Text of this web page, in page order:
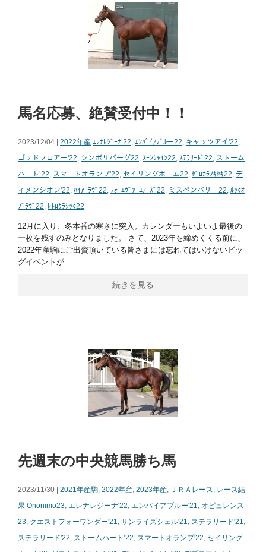
馬名応募、絶賛受付中！！
2023/12/04 | 2022年産 ｴﾚﾅﾚｼﾞｰﾅ’22, ｴﾝﾊﾟｲｱﾌﾞﾙー22, キャッツアイ'22,
ゴッドフロアー'22, シンボリバーグ22, ｽｰﾝｼｬｲﾝ22, ｽﾃﾗﾘｰﾄﾞ22, ストーム
ハート’22, スマートオランプ'22, セイリングホーム22, ｾﾞﾛｶﾗﾉｷｾｷ22, デ
ィメンシオン'22, ﾊｲｱｰﾗｳﾞ22, ﾌｫｰｴｳﾞｧｰﾕｱｰｽﾞ22, ミスペンバリー22, ﾙｯｸｵ
ﾌﾞﾗｳﾞ22, ﾚﾄﾛｸﾗｼｯｸ22
12月に入り、冬本番の寒さに突入。カレンダーもいよいよ最後の
一枚を残すのみとなりました。 さて、2023年を締めくくる前に、
2022年産駒にご出資頂いている皆さまには忘れてはいけないビッ
グイベントが
続きを見る
先週末の中央競馬勝ち馬
2023/11/30 | 2021年産駒 2022年産 2023年産 ＪＲＡレース
レース結
果 Ononimo23 エレナレジーナ'22 エンパイアブルー'21
オピュレンス
23 クエストフォーワンダー'21 サンライズシェル'21 ステラリード'21
ステラリード'22
ストームハート’22 スマートオランプ'22 セイリング